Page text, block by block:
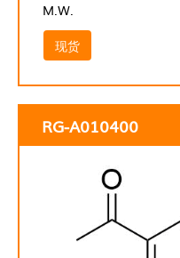
M.W.
现货
RG-A010400